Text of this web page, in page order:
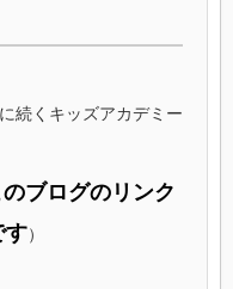
続くキッズアカデミー
のブログのリンク
す）